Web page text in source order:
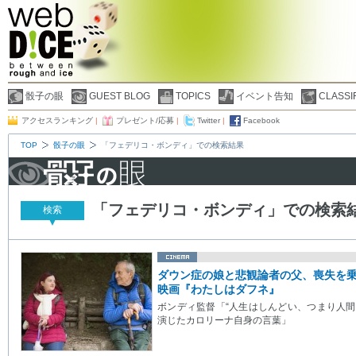
骰子の眼 GUEST BLOG TOPICS イベント告知
アクセスランキング | プレゼント/応募 | Twitter | Facebook
TOP 骰子の眼 「フェデリコ・ボンディ」での検索結果
検索 「フェデリコ・ボンディ」での検索
ダウン症の娘と悲観論者の父、喪失を
映画『わたしはダフネ』
ボンディ監督「“人生はしんどい、つまり人
演じたカロリーナ自身の言葉」